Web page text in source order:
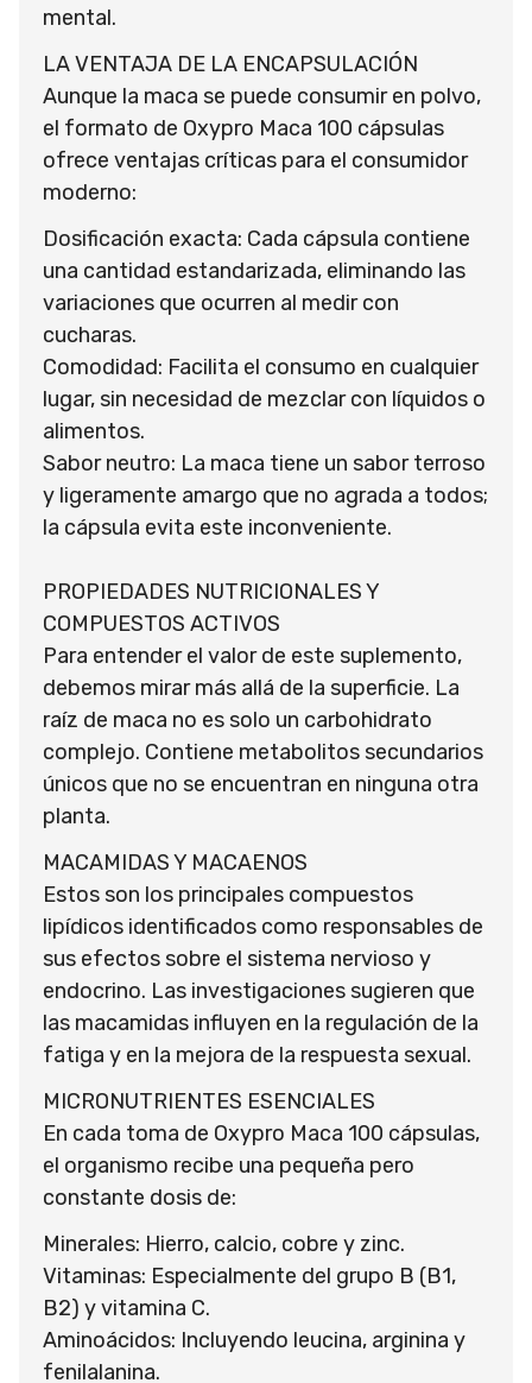
mental.
LA VENTAJA DE LA ENCAPSULACIÓN
Aunque la maca se puede consumir en polvo,
el formato de Oxypro Maca 100 cápsulas
ofrece ventajas críticas para el consumidor
moderno:
Dosificación exacta: Cada cápsula contiene
una cantidad estandarizada, eliminando las
variaciones que ocurren al medir con
cucharas.
Comodidad: Facilita el consumo en cualquier
lugar, sin necesidad de mezclar con líquidos o
alimentos.
Sabor neutro: La maca tiene un sabor terroso
y ligeramente amargo que no agrada a todos;
la cápsula evita este inconveniente.
PROPIEDADES NUTRICIONALES Y
COMPUESTOS ACTIVOS
Para entender el valor de este suplemento,
debemos mirar más allá de la superficie. La
raíz de maca no es solo un carbohidrato
complejo. Contiene metabolitos secundarios
únicos que no se encuentran en ninguna otra
planta.
MACAMIDAS Y MACAENOS
Estos son los principales compuestos
lipídicos identificados como responsables de
sus efectos sobre el sistema nervioso y
endocrino. Las investigaciones sugieren que
las macamidas influyen en la regulación de la
fatiga y en la mejora de la respuesta sexual.
MICRONUTRIENTES ESENCIALES
En cada toma de Oxypro Maca 100 cápsulas,
el organismo recibe una pequeña pero
constante dosis de:
Minerales: Hierro, calcio, cobre y zinc.
Vitaminas: Especialmente del grupo B (B1,
B2) y vitamina C.
Aminoácidos: Incluyendo leucina, arginina y
fenilalanina.